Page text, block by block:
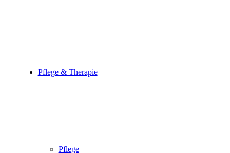
Pflege & Therapie
Pflege